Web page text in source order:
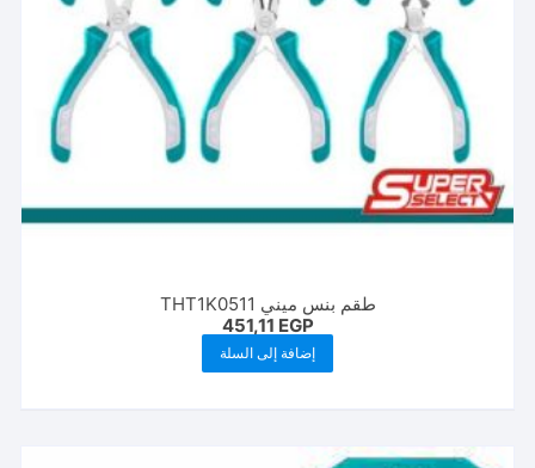
طقم بنس ميني THT1K0511
451,11 EGP
إضافة إلى السلة